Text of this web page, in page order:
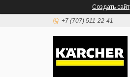
Создать сайт
+7 (707) 511-22-41